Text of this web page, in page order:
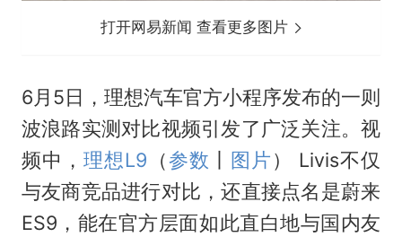
打开网易新闻 查看更多图片
6月5日，理想汽车官方小程序发布的一则
波浪路实测对比视频引发了广泛关注。视
频中， 理想L9 （参数 图片） Livis不仅
与友商竞品进行对比，还直接点名是蔚来
ES9，能在官方层面如此直白地与国内友